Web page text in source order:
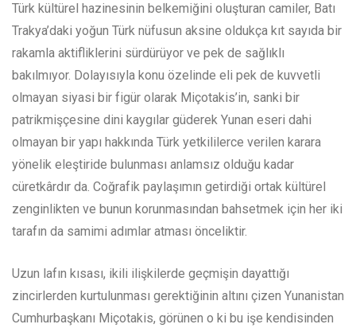
Türk kültürel hazinesinin belkemiğini oluşturan camiler, Batı
Trakya’daki yoğun Türk nüfusun aksine oldukça kıt sayıda bir
rakamla aktifliklerini sürdürüyor ve pek de sağlıklı
bakılmıyor. Dolayısıyla konu özelinde eli pek de kuvvetli
olmayan siyasi bir figür olarak Miçotakis’in, sanki bir
patrikmişçesine dini kaygılar güderek Yunan eseri dahi
olmayan bir yapı hakkında Türk yetkililerce verilen karara
yönelik eleştiride bulunması anlamsız olduğu kadar
cüretkârdır da. Coğrafik paylaşımın getirdiği ortak kültürel
zenginlikten ve bunun korunmasından bahsetmek için her iki
tarafın da samimi adımlar atması önceliktir.
Uzun lafın kısası, ikili ilişkilerde geçmişin dayattığı
zincirlerden kurtulunması gerektiğinin altını çizen Yunanistan
Cumhurbaşkanı Miçotakis, görünen o ki bu işe kendisinden